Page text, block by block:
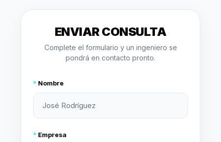
ENVIAR CONSULTA
Complete el formulario y un ingeniero se
pondrá en contacto pronto.
* Nombre
* Empresa